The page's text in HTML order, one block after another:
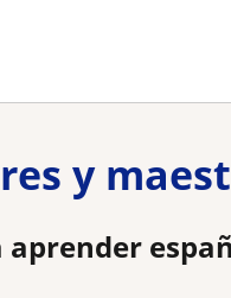
y
aprender